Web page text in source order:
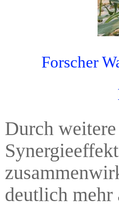
Forscher
Durch
deutlich mehr